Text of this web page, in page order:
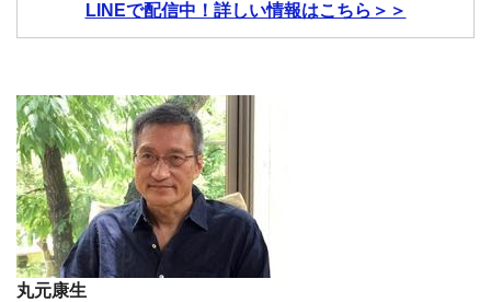
LINEで配信中！詳しい情報はこちら＞＞
丸元康生